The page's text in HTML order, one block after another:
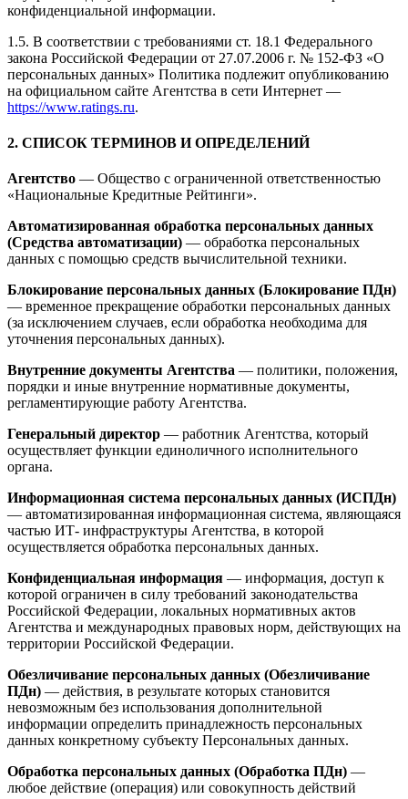
конфиденциальной информации.
1.5. В соответствии с требованиями ст. 18.1 Федерального
закона Российской Федерации от 27.07.2006 г. № 152-ФЗ «О
персональных данных» Политика подлежит опубликованию
на официальном сайте Агентства в сети Интернет —
https://www.ratings.ru.
2. СПИСОК ТЕРМИНОВ И ОПРЕДЕЛЕНИЙ
Агентство — Общество с ограниченной ответственностью
«Национальные Кредитные Рейтинги».
Автоматизированная обработка персональных данных
(Средства автоматизации) — обработка персональных
данных с помощью средств вычислительной техники.
Блокирование персональных данных (Блокирование ПДн)
— временное прекращение обработки персональных данных
(за исключением случаев, если обработка необходима для
уточнения персональных данных).
Внутренние документы Агентства — политики, положения,
порядки и иные внутренние нормативные документы,
регламентирующие работу Агентства.
Генеральный директор — работник Агентства, который
осуществляет функции единоличного исполнительного
органа.
Информационная система персональных данных (ИСПДн)
— автоматизированная информационная система, являющаяся
частью ИТ- инфраструктуры Агентства, в которой
осуществляется обработка персональных данных.
Конфиденциальная информация — информация, доступ к
которой ограничен в силу требований законодательства
Российской Федерации, локальных нормативных актов
Агентства и международных правовых норм, действующих на
территории Российской Федерации.
Обезличивание персональных данных (Обезличивание
ПДн) — действия, в результате которых становится
невозможным без использования дополнительной
информации определить принадлежность персональных
данных конкретному субъекту Персональных данных.
Обработка персональных данных (Обработка ПДн) —
любое действие (операция) или совокупность действий